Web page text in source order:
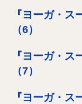
『ヨーガ・
（6）
『ヨーガ・
（7）
『ヨーガ・